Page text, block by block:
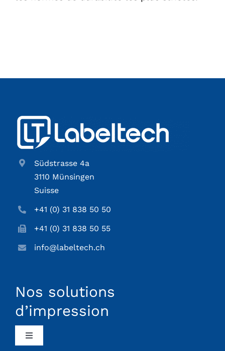
Südstrasse 4a
3110 Münsingen
Suisse
+41 (0) 31 838 50 50
+41 (0) 31 838 50 55
info@labeltech.ch
Nos solutions
d’impression
Toggle